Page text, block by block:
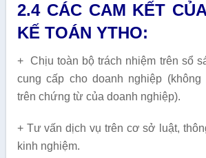
2.4 CÁC CAM KẾT
KẾ TOÁN YTHO:
+ Chịu toàn bộ trách nhiệm trên sổ
cung cấp cho doanh nghiệp (không
trên chứng từ của doanh nghiệp).
+ Tư vấn dịch vụ trên cơ sở luật,
kinh nghiệm.